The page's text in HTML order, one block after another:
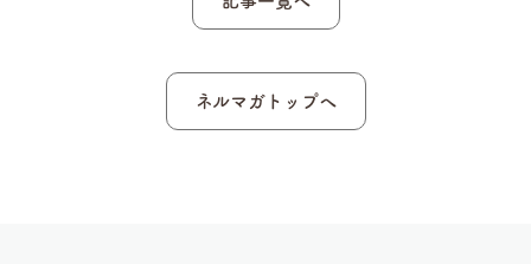
ネルマガトップへ